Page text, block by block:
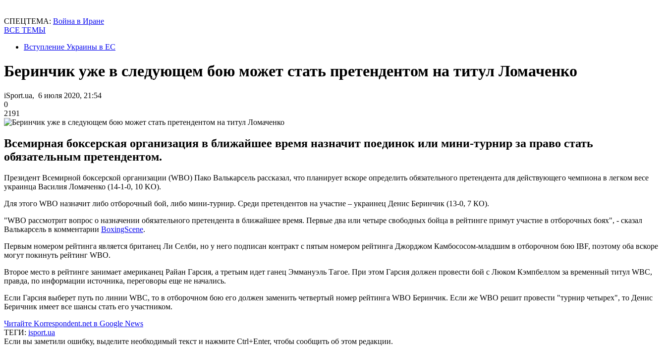
СПЕЦТЕМА: Война в Иране
ВСЕ ТЕМЫ
Вступление Украины в ЕС
Беринчик уже в следующем бою может стать претендентом на титул Ломаченко
iSport.ua, 6 июля 2020, 21:54
0
2191
Всемирная боксерская организация в ближайшее время назначит поединок или мини-турнир за право стать
обязательным претендентом.
Президент Всемирной боксерской организации (WBO) Пако Валькарсель рассказал, что планирует вскоре определить обязательного претендента для действующего чемпиона в легком весе
украинца Василия Ломаченко (14-1-0, 10 KO).
Для этого WBO назначит либо отборочный бой, либо мини-турнир. Среди претендентов на участие – украинец Денис Беринчик (13-0, 7 КО).
"WBO рассмотрит вопрос о назначении обязательного претендента в ближайшее время. Первые два или четыре свободных бойца в рейтинге примут участие в отборочных боях", - сказал
Валькарсель в комментарии BoxingScene.
Первым номером рейтинга является британец Ли Селби, но у него подписан контракт с пятым номером рейтинга Джорджом Камбососом-младшим в отборочном бою IBF, поэтому оба вскоре
могут покинуть рейтинг WBO.
Второе место в рейтинге занимает американец Райан Гарсия, а третьим идет ганец Эммануэль Тагое. При этом Гарсия должен провести бой с Люком Кэмпбеллом за временный титул WBC,
правда, по информации источника, переговоры еще не начались.
Если Гарсия выберет путь по линии WBC, то в отборочном бою его должен заменить четвертый номер рейтинга WBO Беринчик. Если же WBO решит провести "турнир четырех", то Денис
Беричник имеет все шансы стать его участником.
Читайте Korrespondent.net в Google News
ТЕГИ: isport.ua
Если вы заметили ошибку, выделите необходимый текст и нажмите Ctrl+Enter, чтобы сообщить об этом редакции.